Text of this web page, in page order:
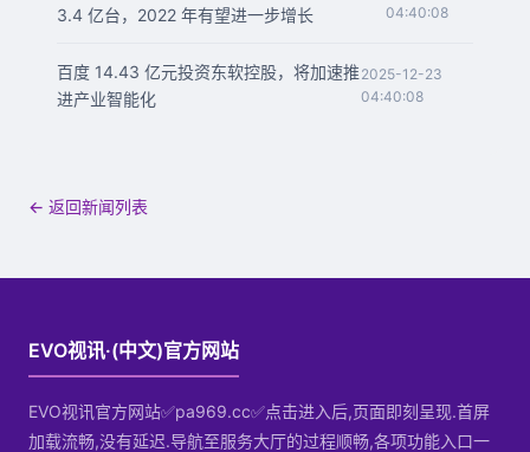
3.4 亿台，2022 年有望进一步增长
04:40:08
百度 14.43 亿元投资东软控股，将加速推
进产业智能化
2025-12-23
04:40:08
← 返回新闻列表
EVO视讯·(中文)官方网站
EVO视讯官方网站✅pa969.cc✅点击进入后,页面即刻呈现.首屏
加载流畅,没有延迟.导航至服务大厅的过程顺畅,各项功能入口一